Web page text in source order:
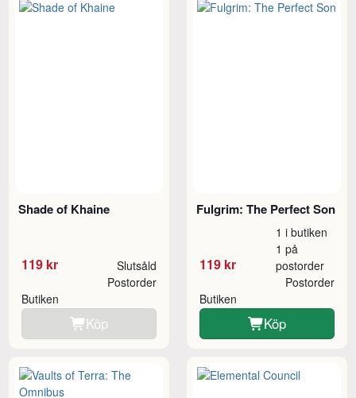
Shade of Khaine
119 kr Slutsåld
Butiken
Postorder
Köp
Fulgrim: The Perfect Son
119 kr
1 i butiken
1 på
postorder
Butiken
Postorder
Köp